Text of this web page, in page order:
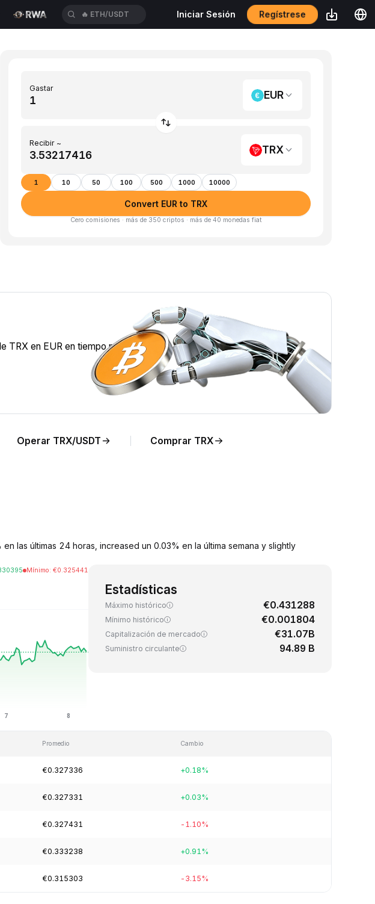
Iniciar Sesión Regístrese
Gastar
EUR
Recibir ~
TRX
1 10 50 100 500 1000 10000
Convert EUR to TRX
Cero comisiones · más de 350 criptos · más de 40 monedas fiat
TRX en EUR en tiempo real.
Operar TRX/USDT Comprar TRX
las últimas 24 horas, increased un 0.03% en la última semana y slightly
Mínimo: €0.325441
Estadísticas
Máximo histórico €0.431288
Mínimo histórico €0.001804
Capitalización de mercado €31.07B
Suministro circulante 94.89 B
Promedio Cambio
€0.327336 +0.18%
€0.327331 +0.03%
€0.327431 -1.10%
€0.333238 +0.91%
€0.315303 -3.15%